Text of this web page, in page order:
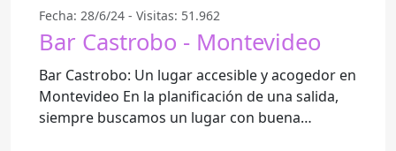
Fecha: 28/6/24 - Visitas: 51.962
Bar Castrobo - Montevideo
Bar Castrobo: Un lugar accesible y acogedor en
Montevideo En la planificación de una salida,
siempre buscamos un lugar con buena